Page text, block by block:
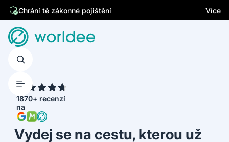
Jsme česká firma Více
1870+ recenzí
na
Vydej se na cestu, kterou už